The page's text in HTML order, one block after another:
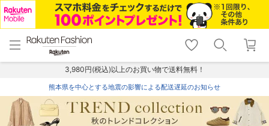
menu home
トップ
shopping_cart lock_outline
ログイン
3,980円(税込)以上のお買い物で送料無料！
熊本県を中心とする地震の影響による配送遅延のお知らせ